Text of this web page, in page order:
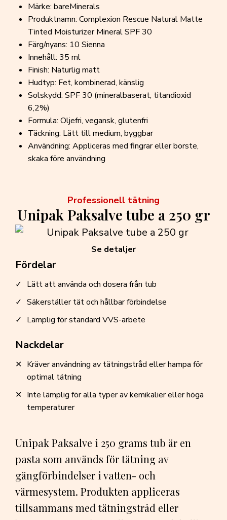
Märke: bareMinerals
Produktnamn: Complexion Rescue Natural Matte
Tinted Moisturizer Mineral SPF 30
Färg/nyans: 10 Sienna
Innehåll: 35 ml
Finish: Naturlig matt
Hudtyp: Fet, kombinerad, känslig
Solskydd: SPF 30 (mineralbaserat, titandioxid
6,2%)
Formula: Oljefri, vegansk, glutenfri
Täckning: Lätt till medium, byggbar
Användning: Appliceras med fingrar eller borste,
skaka före användning
Professionell tätning
Unipak Paksalve tube a 250 gr
Unipak Paksalve i 250 grams tub är en
pasta som används för tätning av
gängförbindelser i vatten- och
värmesystem. Produkten appliceras
tillsammans med tätningstråd eller
Fördelar
Lätt att använda och dosera från tub
Säkerställer tät och hållbar förbindelse
Lämplig för standard VVS-arbete
Nackdelar
Kräver användning av tätningstråd eller hampa för
optimal tätning
Inte lämplig för alla typer av kemikalier eller höga
temperaturer
Se detaljer